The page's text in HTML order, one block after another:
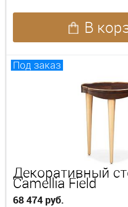
В
Под заказ
Декоративный
Camellia Field
68 474 руб.